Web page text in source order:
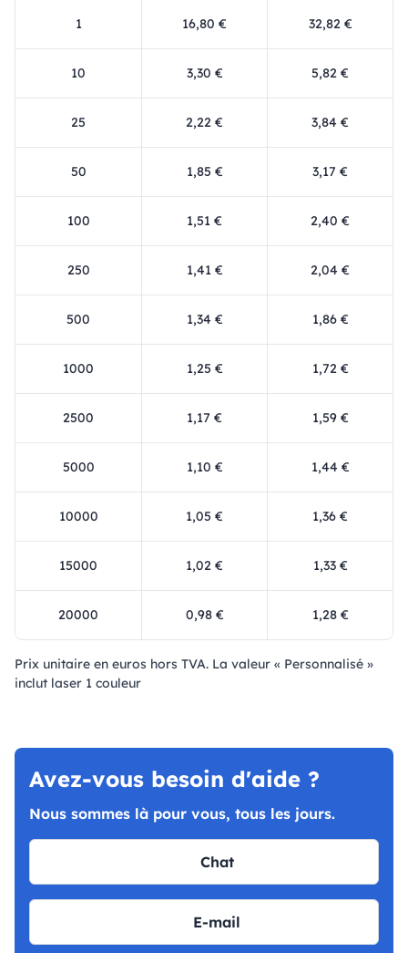
1 16,80 € 32,82 €
10 3,30 € 5,82 €
25 2,22 € 3,84 €
50 1,85 € 3,17 €
100 1,51 € 2,40 €
250 1,41 € 2,04 €
500 1,34 € 1,86 €
1000 1,25 € 1,72 €
2500 1,17 € 1,59 €
5000 1,10 € 1,44 €
10000 1,05 € 1,36 €
15000 1,02 € 1,33 €
20000 0,98 € 1,28 €
Prix ​​unitaire en euros hors TVA. La valeur « Personnalisé »
inclut laser 1 couleur
Avez-vous besoin d'aide ?
Nous sommes là pour vous, tous les jours.
Chat
E-mail